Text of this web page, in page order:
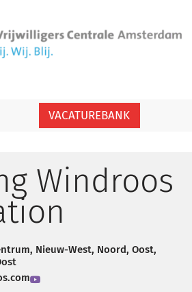
VACATUREBANK
Windroos
, Nieuw-West, Noord, Oost,